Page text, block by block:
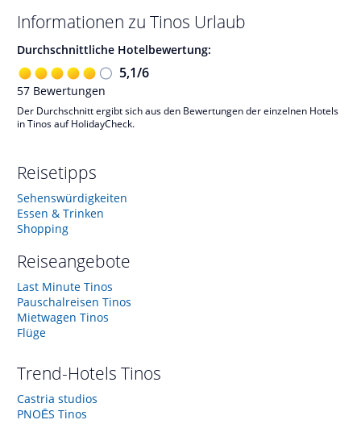
Informationen zu Tinos Urlaub
Durchschnittliche Hotelbewertung:
5,1/6
57 Bewertungen
Der Durchschnitt ergibt sich aus den Bewertungen der einzelnen Hotels
in Tinos auf HolidayCheck.
Reisetipps
Sehenswürdigkeiten
Essen & Trinken
Shopping
Reiseangebote
Last Minute Tinos
Pauschalreisen Tinos
Mietwagen Tinos
Flüge
Trend-Hotels Tinos
Castria studios
PNOĒS Tinos